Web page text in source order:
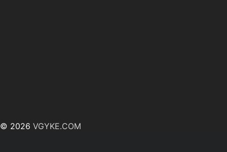
© 2026 VGYKE.COM